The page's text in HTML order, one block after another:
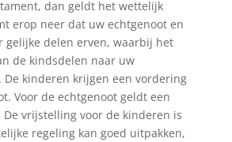
dan geldt het wettelijk
erop neer dat uw echtgenoot en
gelijke delen erven, waarbij het
de kindsdelen naar uw
De kinderen krijgen een vordering
Voor de echtgenoot geldt een
vrijstelling voor de kinderen is
regeling kan goed uitpakken,